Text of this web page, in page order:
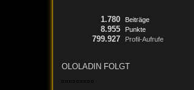
Beiträge
1.780
Punkte
8.955
Profil-Aufrufe
799.927
OLOLADIN FOLGT